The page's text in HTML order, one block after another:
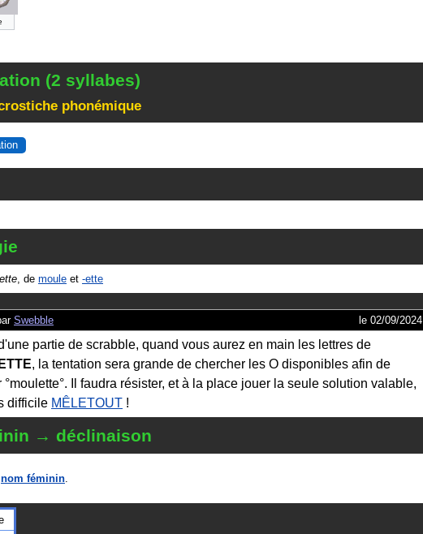
(2 syllabes)
phonémique
, de moule et -ette
Swebble le 02/09/2024
partie de scrabble, quand vous aurez en main les lettres de
, la tentation sera grande de chercher les O disponibles afin de
°moulette°. Il faudra résister, et à la place jouer la seule solution valable,
difficile MÊLETOUT !
→ déclinaison
nom féminin.